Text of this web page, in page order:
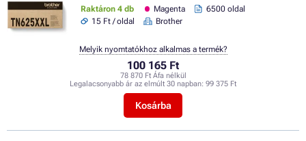
Raktáron 4 db Magenta
6500 oldal
15 Ft / oldal
Brother
100 165 Ft
78 870 Ft Áfa nélkül
Legalacsonyabb ár az elmúlt 30 napban: 99 375 Ft
Kosárba
Melyik nyomtatókhoz alkalmas a termék?